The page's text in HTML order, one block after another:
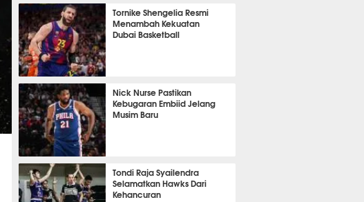
10 jam 51 menit lalu
Tornike Shengelia Resmi
Menambah Kekuatan
Dubai Basketball
11 jam 4 menit lalu
Nick Nurse Pastikan
Kebugaran Embiid Jelang
Musim Baru
11 jam 39 menit lalu
Tondi Raja Syailendra
Selamatkan Hawks Dari
Kehancuran